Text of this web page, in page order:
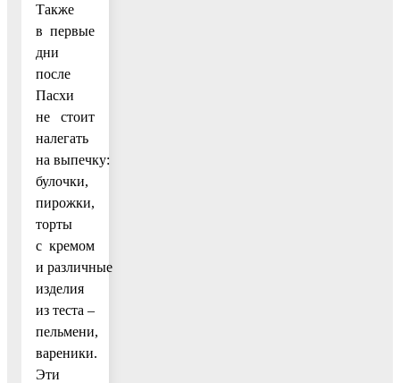
Также
в первые
дни
после
Пасхи
не стоит
налегать
на выпечку:
булочки,
пирожки,
торты
с кремом
и различные
изделия
из теста –
пельмени,
вареники.
Эти